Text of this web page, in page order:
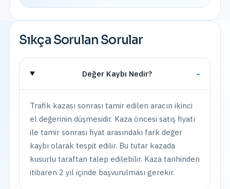
Sıkça Sorulan Sorular
Değer Kaybı Nedir?
Trafik kazası sonrası tamir edilen aracın ikinci
el değerinin düşmesidir. Kaza öncesi satış fiyatı
ile tamir sonrası fiyat arasındaki fark değer
kaybı olarak tespit edilir. Bu tutar kazada
kusurlu taraftan talep edilebilir. Kaza tarihinden
itibaren 2 yıl içinde başvurulması gerekir.